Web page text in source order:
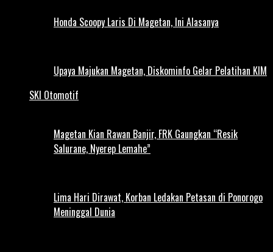
Honda Scoopy Laris Di Magetan, Ini Alasanya
Upaya Majukan Magetan, Diskominfo Gelar Pelatihan KIM
SKI Otomotif
Magetan Kian Rawan Banjir, FRK Gaungkan “Resik
Salurane, Nyerep Lemahe”
Lima Hari Dirawat, Korban Ledakan Petasan di Ponorogo
Meninggal Dunia